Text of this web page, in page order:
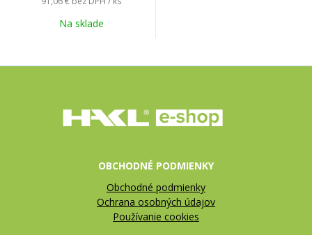
Na sklade
OBCHODNÉ PODMIENKY
Obchodné podmienky
Ochrana osobných údajov
Používanie cookies